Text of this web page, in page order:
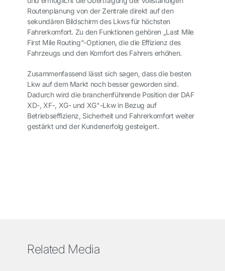
Routenplanung von der Zentrale direkt auf den
sekundären Bildschirm des Lkws für höchsten
Fahrerkomfort. Zu den Funktionen gehören „Last Mile
First Mile Routing“-Optionen, die die Effizienz des
Fahrzeugs und den Komfort des Fahrers erhöhen.
Zusammenfassend lässt sich sagen, dass die besten
Lkw auf dem Markt noch besser geworden sind.
Dadurch wird die branchenführende Position der DAF
XD-, XF-, XG- und XG+-Lkw in Bezug auf
Betriebseffizienz, Sicherheit und Fahrerkomfort weiter
gestärkt und der Kundenerfolg gesteigert.
Related Media